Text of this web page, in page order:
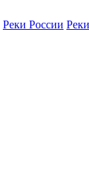
Реки России